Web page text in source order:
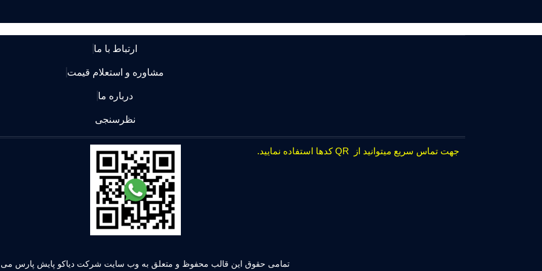
ارتباط با ما
مشاوره و استعلام قیمت
درباره ما
نظرسنجی
جهت تماس سریع میتوانید از QR کدها استفاده نمایید.
تمامی حقوق این قالب محفوظ و متعلق به وب سایت شرکت دیاکو پایش پارس می